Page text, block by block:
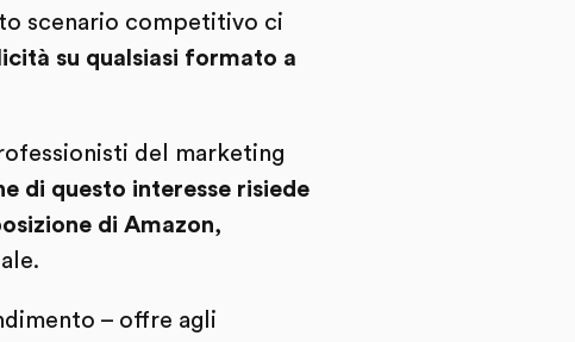
scenario competitivo ci
su qualsiasi formato a
del marketing
di questo interesse risiede
di Amazon,
– offre agli